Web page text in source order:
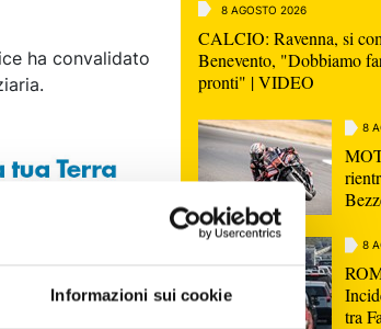
Informazioni sui cookie
ha convalidato
8 AGOSTO 2026
CALCIO: Ravenna, si
Benevento, "Dobbiamo
pronti" | VIDEO
8
8
tra